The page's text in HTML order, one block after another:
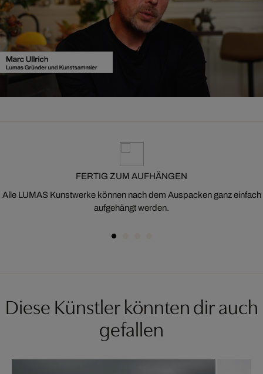
FERTIG ZUM AUFHÄNGEN
Alle LUMAS Kunstwerke können nach dem Auspacken ganz einfach
aufgehängt werden.
Diese Künstler könnten dir auch
gefallen